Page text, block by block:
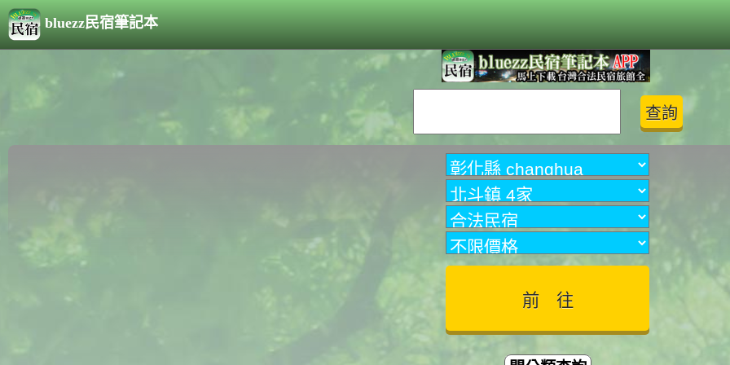
bluezz民宿筆記本